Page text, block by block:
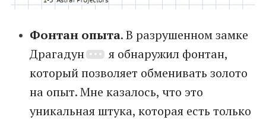
Фонтан опыта. В разрушенном замке
Драгадун
я обнаружил фонтан,
который позволяет обменивать золото
на опыт. Мне казалось, что это
уникальная штука, которая есть только